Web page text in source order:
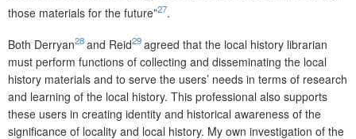
those materials for the future”27.
Both Derryan28and Reid29agreed that the local history librarian
must perform functions of collecting and disseminating the local
history materials and to serve the users’ needs in terms of research
and learning of the local history. This professional also supports
these users in creating identity and historical awareness of the
significance of locality and local history. My own investigation of the